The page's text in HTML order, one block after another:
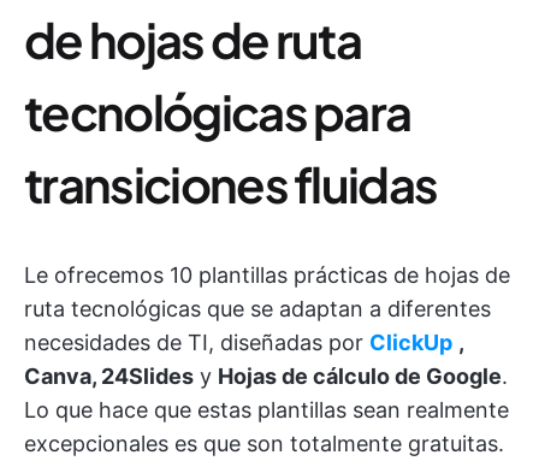
de hojas de ruta
tecnológicas para
transiciones fluidas
Le ofrecemos 10 plantillas prácticas de hojas de
ruta tecnológicas que se adaptan a diferentes
necesidades de TI, diseñadas por ClickUp ,
Canva, 24Slides y Hojas de cálculo de Google.
Lo que hace que estas plantillas sean realmente
excepcionales es que son totalmente gratuitas.